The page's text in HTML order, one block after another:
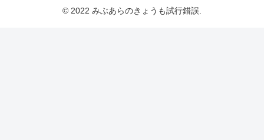
© 2022 みぶあらのきょうも試行錯誤.